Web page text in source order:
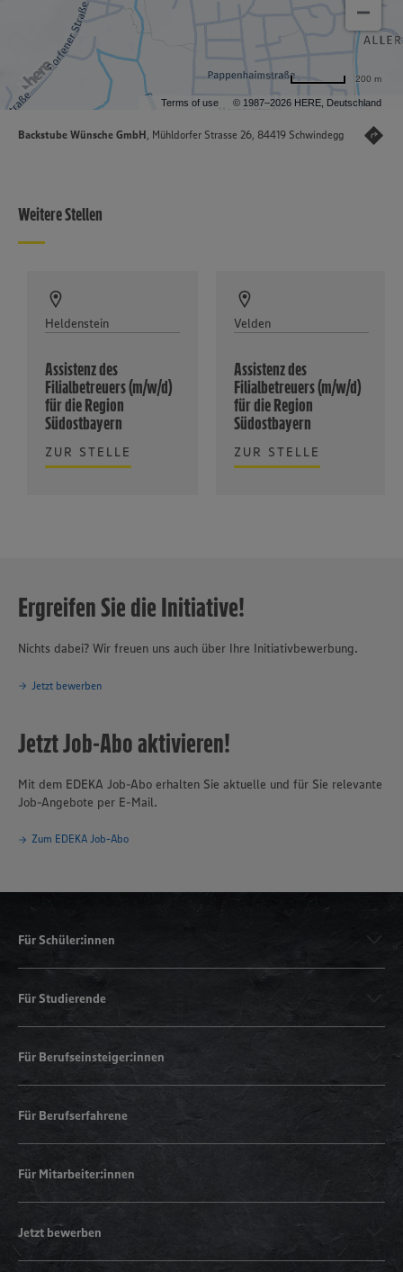
Terms of use © 1987–2026 HERE, Deutschland
200 m
Backstube Wünsche GmbH, Mühldorfer Strasse 26, 84419 Schwindegg
Weitere Stellen
Heldenstein
Assistenz des
Filialbetreuers (m/w/d)
für die Region
Südostbayern
ZUR STELLE
Velden
Assistenz des
Filialbetreuers (m/w/d)
für die Region
Südostbayern
ZUR STELLE
Ergreifen Sie die Initiative!
Nichts dabei? Wir freuen uns auch über Ihre Initiativbewerbung.
Jetzt bewerben
Jetzt Job-Abo aktivieren!
Mit dem EDEKA Job-Abo erhalten Sie aktuelle und für Sie relevante
Job-Angebote per E-Mail.
Zum EDEKA Job-Abo
Für Schüler:innen
Für Studierende
Für Berufseinsteiger:innen
Für Berufserfahrene
Für Mitarbeiter:innen
Jetzt bewerben